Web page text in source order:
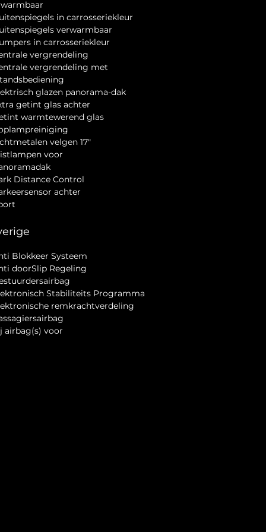
omloopsnelheid van onze
voorraad adviseren wij u om
vooraf contact met ons op te
nemen, zodat u niet voor
verrassingen komt te staan.
Hoewel deze advertentie met
de grootste zorg is
samengesteld, kunnen er
geen rechten worden
ontleend aan eventuele fouten
of onjuistheden in de tekst,
zoals typefouten,
prijsafwijkingen of onjuist
specificaties en uitrusting van
Autoservice Gul
Alblasstraat 36
5626BJ eindhoven
0611644357
info@autoservicegul.nl
www.autoservicegul.nl
in carrosseriekleur
verwarmbaar
in carrosseriekleur
vergrendeling
vergrendeling met
glazen panorama-dak
getint glas achter
warmtewerend glas
velgen 17"
voor
Distance Control
achter
Blokkeer Systeem
doorSlip Regeling
Stabiliteits Programma
remkrachtverdeling
airbag(s) voor